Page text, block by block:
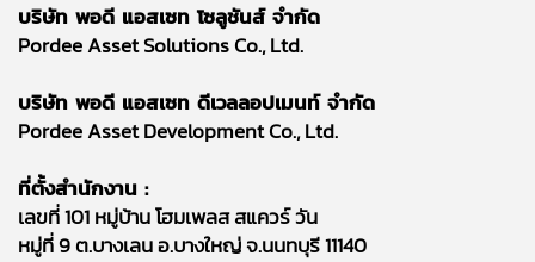
บริษัท พอดี แอสเซท โซลูชันส์ จำกัด
Pordee Asset Solutions Co., Ltd.
บริษัท พอดี แอสเซท ดีเวลลอปเมนท์ จำกัด
Pordee Asset Development Co., Ltd.
ที่ตั้งสำนักงาน :
เลขที่ 101 หมู่บ้าน โฮมเพลส สแควร์ วัน
หมู่ที่ 9 ต.บางเลน อ.บางใหญ่ จ.นนทบุรี 11140